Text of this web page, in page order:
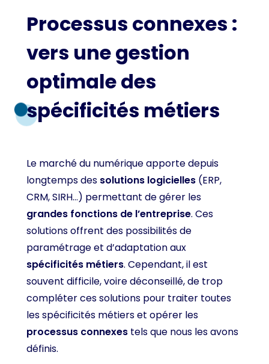
Processus connexes :
vers unegestion
optimaledes
spécificités métiers
Le marché du numérique apporte depuis
longtemps des solutions logicielles(ERP,
CRM, SIRH…) permettant de gérer les
grandes fonctions de l’entreprise. Ces
solutions offrent des possibilités de
paramétrage et d’adaptation aux
spécificités métiers. Cependant, il est
souvent difficile, voire déconseillé, de trop
compléter ces solutions pour traiter toutes
les spécificités métiers et opérer les
processus connexestels que nous les avons
définis.